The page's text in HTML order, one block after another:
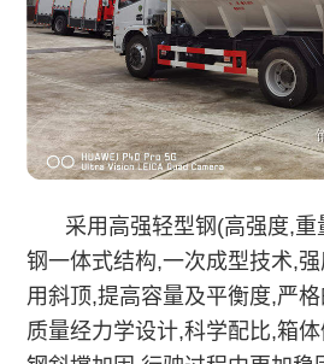
采用高强轻型钢(高强度,
钢一体式结构,一次成型技术,
用斜顶,提高容量及平衡度,严
质量经力学设计,科学配比,箱